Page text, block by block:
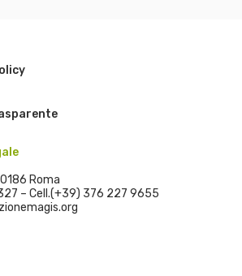
Roma
– Cell.(+39) 376 227 9655